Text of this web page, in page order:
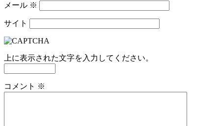
メール ※
サイト
上に表示された文字を入力してください。
コメント ※